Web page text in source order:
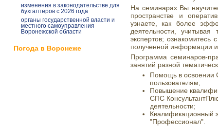
изменения в законодательстве для
бухгалтеров с 2026 года
органы государственной власти и
местного самоуправления
Воронежской области
Погода в Воронеже
На семинарах Вы
пространстве и
узнаете, как более
деятельности,
экспертов; ознакомитесь
полученной информации
Программа семинаров-
занятий разной
Помощь в освоении
пользователям;
Повышение
СПС
деятельности;
Квалификационный
"Профессионал".